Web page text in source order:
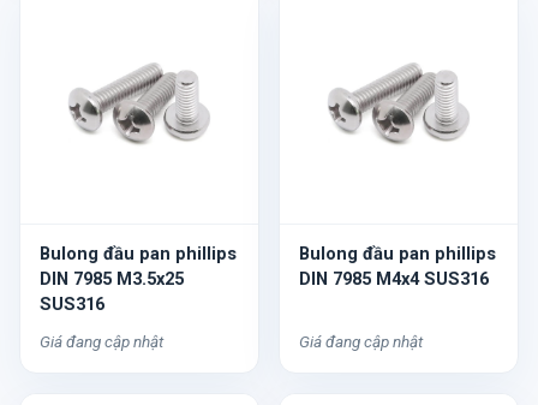
Bulong đầu pan phillips
DIN 7985 M3.5x25
SUS316
Giá đang cập nhật
Bulong đầu pan phillips
DIN 7985 M4x4 SUS316
Giá đang cập nhật